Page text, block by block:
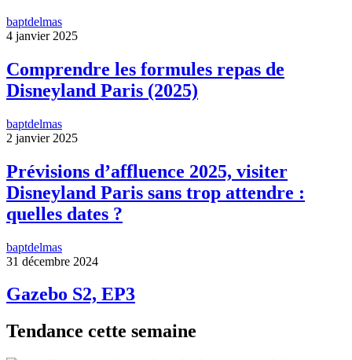
baptdelmas
4 janvier 2025
Comprendre les formules repas de
Disneyland Paris (2025)
baptdelmas
2 janvier 2025
Prévisions d’affluence 2025, visiter
Disneyland Paris sans trop attendre :
quelles dates ?
baptdelmas
31 décembre 2024
Gazebo S2, EP3
Tendance cette semaine